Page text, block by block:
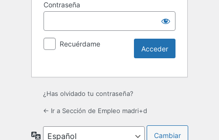
Contraseña
Recuérdame
¿Has olvidado tu contraseña?
← Ir a Sección de Empleo madri+d
Idioma